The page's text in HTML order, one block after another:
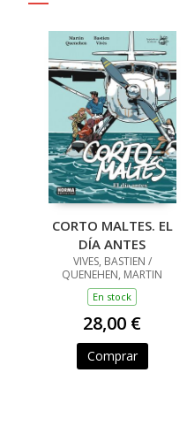
CORTO MALTES. EL
DÍA ANTES
VIVES, BASTIEN /
QUENEHEN, MARTIN
En stock
28,00 €
Comprar